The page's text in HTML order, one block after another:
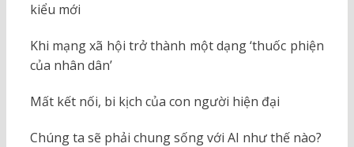
kiểu mới
Khi mạng xã hội trở thành một dạng ‘thuốc phiện
của nhân dân’
Mất kết nối, bi kịch của con người hiện đại
Chúng ta sẽ phải chung sống với AI như thế nào?